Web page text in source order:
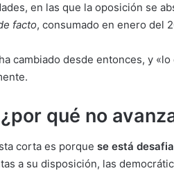
en las que la oposición se
facto, consumado en enero del
cambiado desde entonces, y
qué no
corta es porque se está
a su disposición, las